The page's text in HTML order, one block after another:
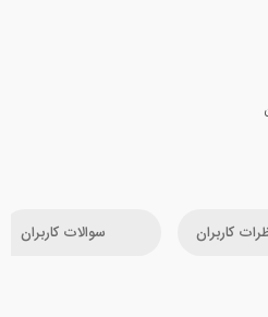
کاربران سوالات کاربران